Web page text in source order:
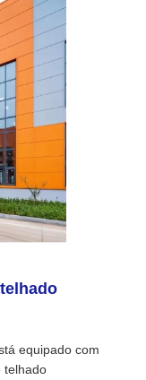
equipado com
telhado